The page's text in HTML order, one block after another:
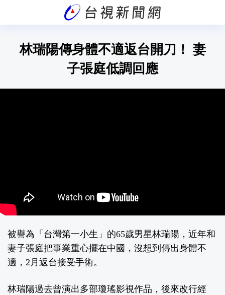
林瑞陽傳身體不適返台開刀！ 妻
子張庭低調回應
被譽為「台灣第一小生」的65歲男星林瑞陽，近年和
妻子張庭把事業重心擺在中國，沒想到傳出身體不
適，2月返台接受手術。
林瑞陽過去曾演出多部瓊瑤影視作品，後來改行經